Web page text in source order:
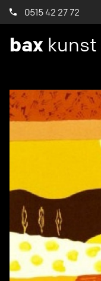
0515 42 27 72
bax kunst